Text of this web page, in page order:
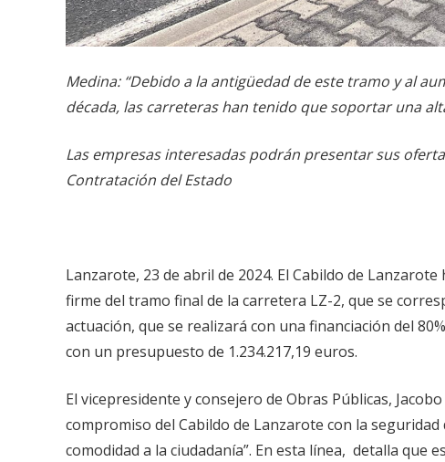
Medina: “Debido a la antigüedad de este tramo y al
década, las carreteras han tenido que soportar una
Las empresas interesadas podrán presentar sus
Contratación del Estado
Lanzarote, 23 de abril de 2024. El Cabildo de
firme del tramo final de la carretera LZ-2, que se
actuación, que se realizará con una financiación del
con un presupuesto de 1.234.217,19 euros.
El vicepresidente y consejero de Obras Públicas,
compromiso del Cabildo de Lanzarote con la
comodidad a la ciudadanía”. En esta línea, detalla